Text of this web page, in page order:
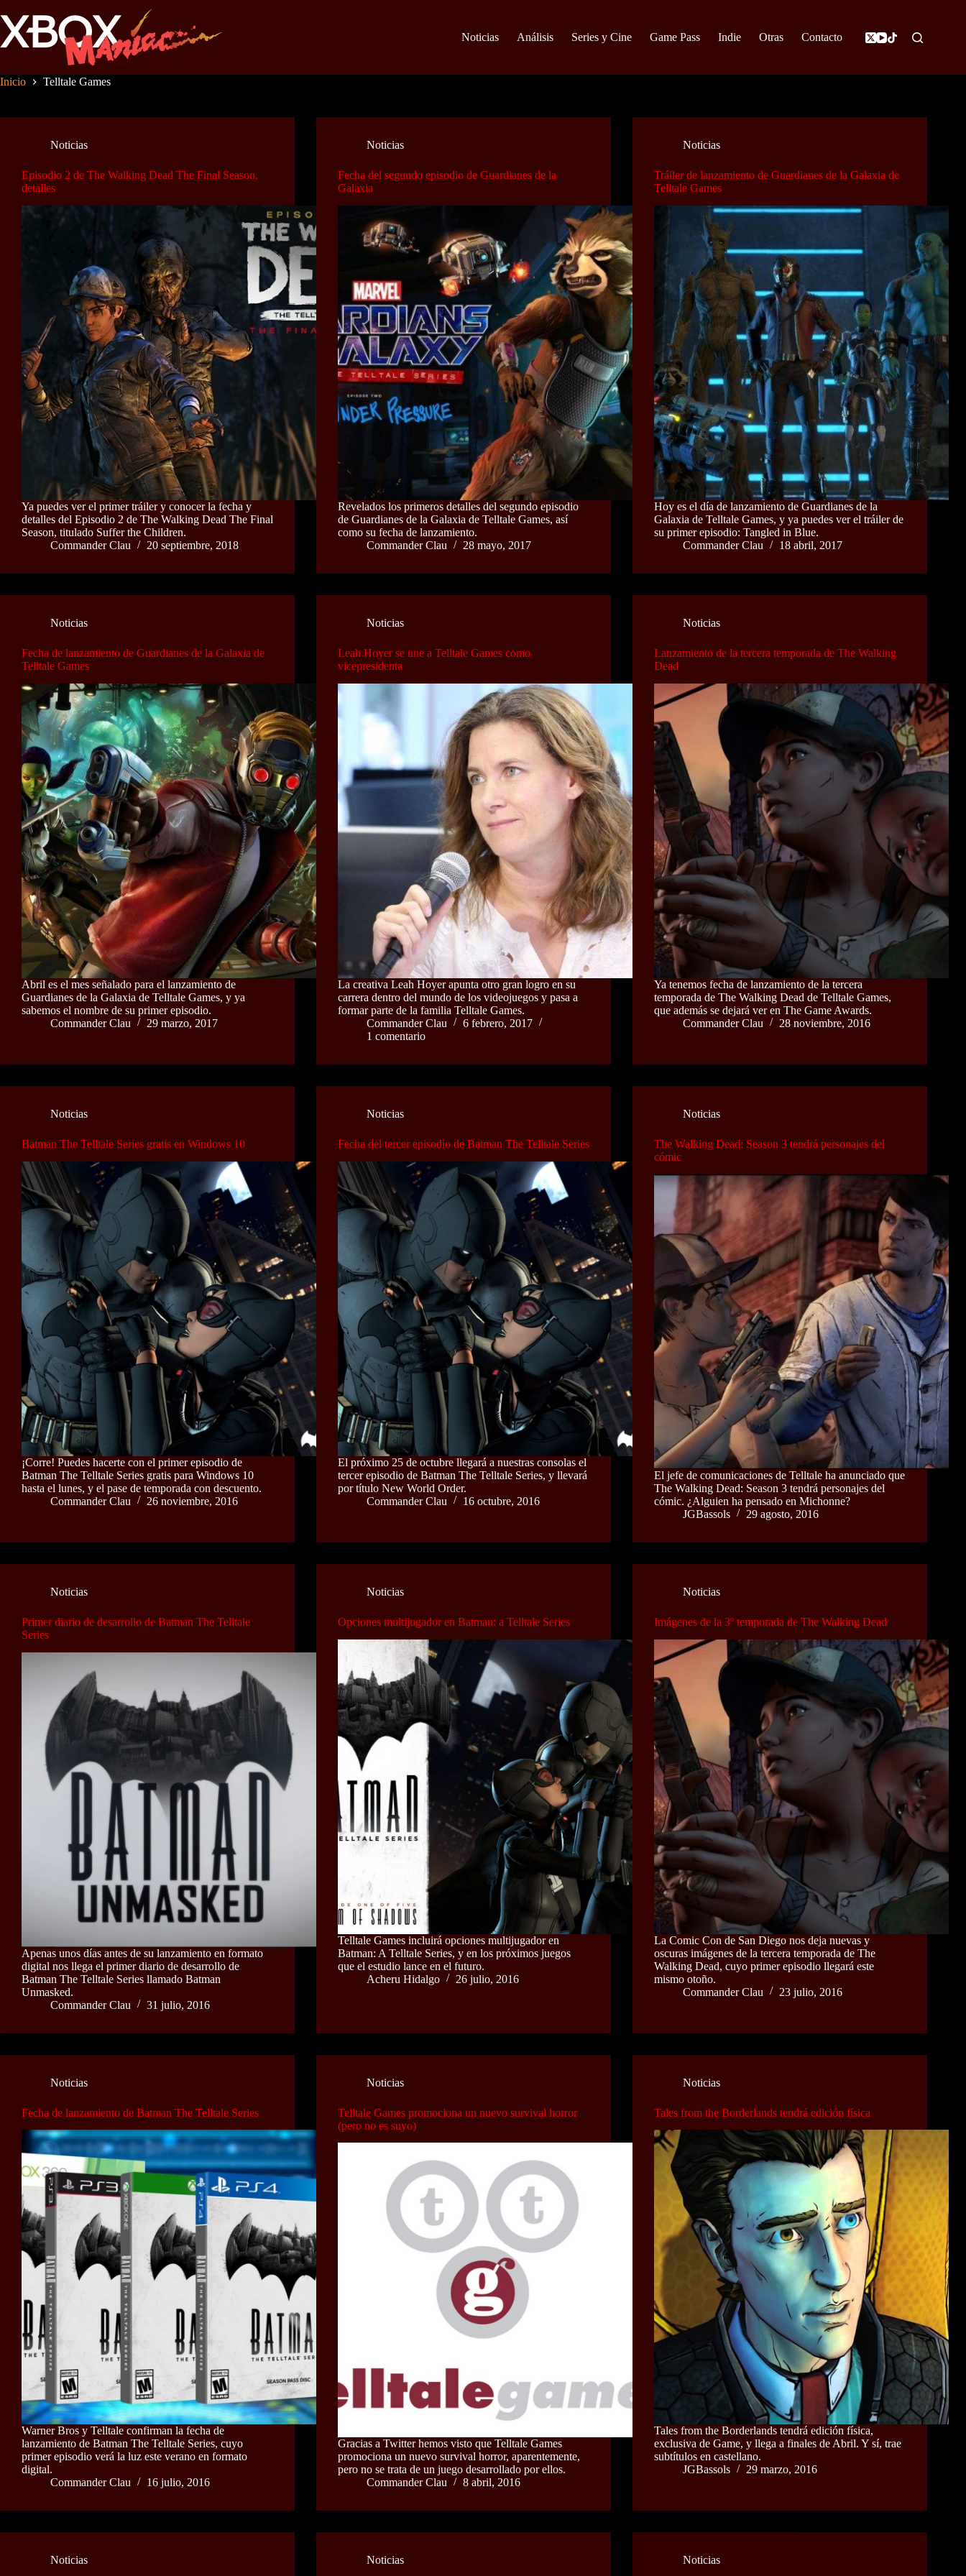
al
contenido
Noticias Análisis Series y Cine Game Pass Indie Otras Contacto
Inicio Telltale Games
Noticias
Episodio 2 de The Walking Dead The Final Season,
detalles
Ya puedes ver el primer tráiler y conocer la fecha y
detalles del Episodio 2 de The Walking Dead The Final
Season, titulado Suffer the Children.
Commander Clau
20 septiembre, 2018
Noticias
Fecha del segundo episodio de Guardianes de la
Galaxia
Revelados los primeros detalles del segundo episodio
de Guardianes de la Galaxia de Telltale Games, así
como su fecha de lanzamiento.
Commander Clau
28 mayo, 2017
Noticias
Tráiler de lanzamiento de Guardianes de la Galaxia de
Telltale Games
Hoy es el día de lanzamiento de Guardianes de la
Galaxia de Telltale Games, y ya puedes ver el tráiler de
su primer episodio: Tangled in Blue.
Commander Clau
18 abril, 2017
Noticias
Fecha de lanzamiento de Guardianes de la Galaxia de
Telltale Games
Abril es el mes señalado para el lanzamiento de
Guardianes de la Galaxia de Telltale Games, y ya
sabemos el nombre de su primer episodio.
Commander Clau
29 marzo, 2017
Noticias
Leah Hoyer se une a Telltale Games como
vicepresidenta
La creativa Leah Hoyer apunta otro gran logro en su
carrera dentro del mundo de los videojuegos y pasa a
formar parte de la familia Telltale Games.
Commander Clau
6 febrero, 2017
1 comentario
Noticias
Lanzamiento de la tercera temporada de The Walking
Dead
Ya tenemos fecha de lanzamiento de la tercera
temporada de The Walking Dead de Telltale Games,
que además se dejará ver en The Game Awards.
Commander Clau
28 noviembre, 2016
Noticias
Batman The Telltale Series gratis en Windows 10
¡Corre! Puedes hacerte con el primer episodio de
Batman The Telltale Series gratis para Windows 10
hasta el lunes, y el pase de temporada con descuento.
Commander Clau
26 noviembre, 2016
Noticias
Fecha del tercer episodio de Batman The Telltale Series
El próximo 25 de octubre llegará a nuestras consolas el
tercer episodio de Batman The Telltale Series, y llevará
por título New World Order.
Commander Clau
16 octubre, 2016
Noticias
The Walking Dead: Season 3 tendrá personajes del
cómic
El jefe de comunicaciones de Telltale ha anunciado que
The Walking Dead: Season 3 tendrá personajes del
cómic. ¿Alguien ha pensado en Michonne?
JGBassols
29 agosto, 2016
Noticias
Primer diario de desarrollo de Batman The Telltale
Series
Apenas unos días antes de su lanzamiento en formato
digital nos llega el primer diario de desarrollo de
Batman The Telltale Series llamado Batman
Unmasked.
Commander Clau
31 julio, 2016
Noticias
Opciones multijugador en Batman: a Telltale Series
Telltale Games incluirá opciones multijugador en
Batman: A Telltale Series, y en los próximos juegos
que el estudio lance en el futuro.
Acheru Hidalgo
26 julio, 2016
Noticias
Imágenes de la 3º temporada de The Walking Dead
La Comic Con de San Diego nos deja nuevas y
oscuras imágenes de la tercera temporada de The
Walking Dead, cuyo primer episodio llegará este
mismo otoño.
Commander Clau
23 julio, 2016
Noticias
Fecha de lanzamiento de Batman The Telltale Series
Warner Bros y Telltale confirman la fecha de
lanzamiento de Batman The Telltale Series, cuyo
primer episodio verá la luz este verano en formato
digital.
Commander Clau
16 julio, 2016
Noticias
Telltale Games promociona un nuevo survival horror
(pero no es suyo)
Gracias a Twitter hemos visto que Telltale Games
promociona un nuevo survival horror, aparentemente,
pero no se trata de un juego desarrollado por ellos.
Commander Clau
8 abril, 2016
Noticias
Tales from the Borderlands tendrá edición física
Tales from the Borderlands tendrá edición física,
exclusiva de Game, y llega a finales de Abril. Y sí, trae
subtítulos en castellano.
JGBassols
29 marzo, 2016
Noticias Noticias Noticias